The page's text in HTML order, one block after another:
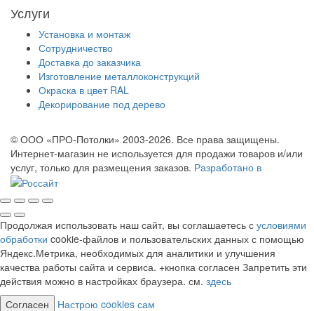
Услуги
Установка и монтаж
Сотрудничество
Доставка до заказчика
Изготовление металлоконструкций
Окраска в цвет RAL
Декорирование под дерево
© ООО «ПРО-Потолки» 2003-2026. Все права защищены.
Интернет-магазин не используется для продажи товаров и/или
услуг, только для размещения заказов. Разработано в
Продолжая использовать наш сайт, вы соглашаетесь с условиями
обработки cookie-файлов и пользовательских данных с помощью
Яндекс.Метрика, необходимых для аналитики и улучшения
качества работы сайта и сервиса. +кнопка согласен Запретить эти
действия можно в настройках браузера. см. здесь
Согласен
Настрою cookies сам